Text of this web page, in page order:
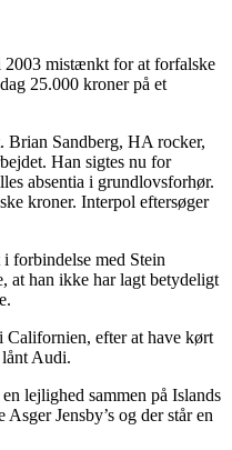
2003 mistænkt for at forfalske
25.000 kroner på et
Brian Sandberg, HA rocker,
Han sigtes nu for
absentia i grundlovsforhør.
kroner. Interpol eftersøger
forbindelse med Stein
at han ikke har lagt betydeligt
efter at have kørt
Audi.
lejlighed sammen på Islands
Jensby’s og der står en